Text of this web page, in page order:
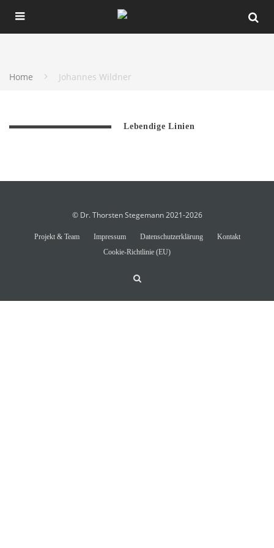
Home Johannes Wildner
Lebendige Linien
© Dr. Thorsten Stegemann 2021-2026
Projekt & Team Impressum Datenschutzerklärung
Kontakt
Cookie-Richtlinie (EU)